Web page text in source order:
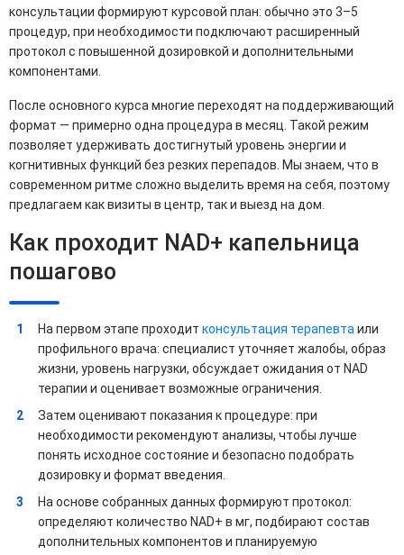
консультации формируют курсовой план: обычно это 3–5
процедур, при необходимости подключают расширенный
протокол с повышенной дозировкой и дополнительными
компонентами.
После основного курса многие переходят на поддерживающий
формат — примерно одна процедура в месяц. Такой режим
позволяет удерживать достигнутый уровень энергии и
когнитивных функций без резких перепадов. Мы знаем, что в
современном ритме сложно выделить время на себя, поэтому
предлагаем как визиты в центр, так и выезд на дом.
Как проходит NAD+ капельница
пошагово
На первом этапе проходит консультация терапевта или
профильного врача: специалист уточняет жалобы, образ
жизни, уровень нагрузки, обсуждает ожидания от NAD
терапии и оценивает возможные ограничения.
Затем оценивают показания к процедуре: при
необходимости рекомендуют анализы, чтобы лучше
понять исходное состояние и безопасно подобрать
дозировку и формат введения.
На основе собранных данных формируют протокол:
определяют количество NAD+ в мг, подбирают состав
дополнительных компонентов и планируемую